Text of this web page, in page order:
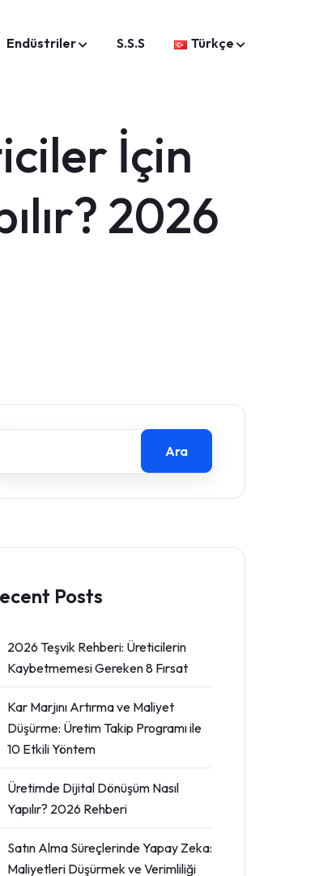
Endüstriler S.S.S Türkçe
İçin
2026
Ara
Posts
2026 Teşvik Rehberi: Üreticilerin
Kaybetmemesi Gereken 8 Fırsat
Kar Marjını Artırma ve Maliyet
Düşürme: Üretim Takip Programı ile
10 Etkili Yöntem
Üretimde Dijital Dönüşüm Nasıl
Yapılır? 2026 Rehberi
Satın Alma Süreçlerinde Yapay Zeka:
Maliyetleri Düşürmek ve Verimliliği